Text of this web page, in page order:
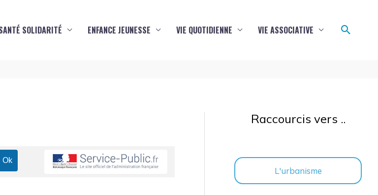
SOLIDARITÉ ENFANCE JEUNESSE VIE QUOTIDIENNE VIE ASSOCIATIVE
Raccourcis vers ..
L'urbanisme